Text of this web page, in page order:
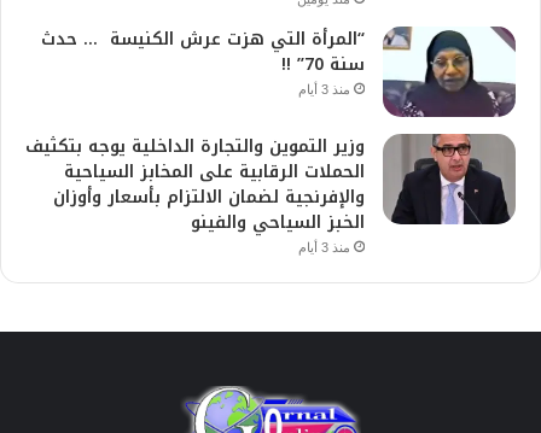
“المرأة التي هزت عرش الكنيسة … حدث
سنة 70” !!
منذ 3 أيام
وزير التموين والتجارة الداخلية يوجه بتكثيف
الحملات الرقابية على المخابز السياحية
والإفرنجية لضمان الالتزام بأسعار وأوزان
الخبز السياحي والفينو
منذ 3 أيام